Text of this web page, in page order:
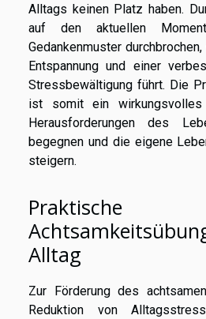
Alltags keinen Platz haben.
auf den aktuellen
Gedankenmuster
Entspannung und einer
Stressbewältigung führt. Die
ist somit ein
Herausforderungen des
begegnen und die eigene
steigern.
Praktische
Alltag
Zur Förderung des
Reduktion von